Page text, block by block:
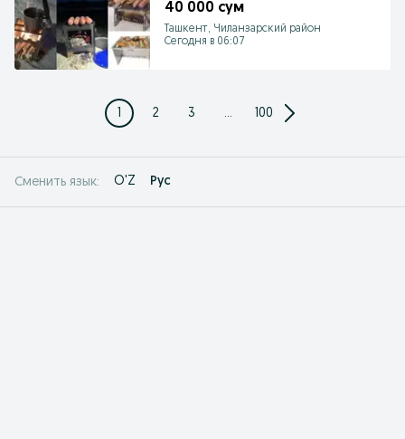
40 000 сум
Ташкент, Чиланзарский район
Сегодня в 06:07
1 2 3 ... 100
Сменить язык: O'Z Рус